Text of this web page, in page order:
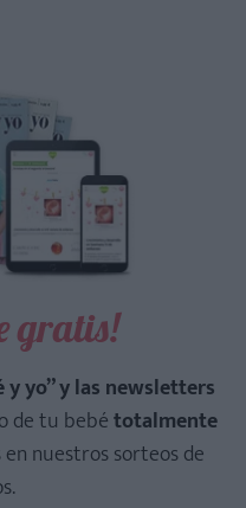
gratis!
yo” y las newsletters
de tu bebétotalmente
nuestros sorteos de